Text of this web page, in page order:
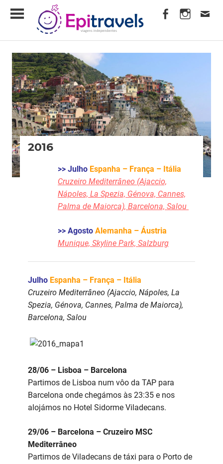
EpiTravels
Viagens
Independentes
2016
>> Julho Espanha – França – Itália
Cruzeiro Mediterrâneo (Ajaccio,
Nápoles, La Spezia, Génova, Cannes,
Palma de Maiorca), Barcelona, Salou
>> Agosto Alemanha – Áustria
Munique, Skyline Park, Salzburg
Julho Espanha – França – Itália
Cruzeiro Mediterrâneo (Ajaccio, Nápoles, La
Spezia, Génova, Cannes, Palma de Maiorca),
Barcelona, Salou
28/06 – Lisboa – Barcelona
Partimos de Lisboa num vôo da TAP para
Barcelona onde chegámos às 23:35 e nos
alojámos no Hotel Sidorme Viladecans.
29/06 – Barcelona – Cruzeiro MSC
Mediterrâneo
Partimos de Viladecans de táxi para o Porto de